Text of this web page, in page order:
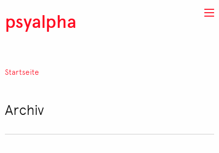
psyalpha
Pfadnavigation
Startseite
Archiv